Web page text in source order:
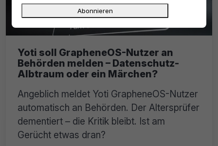
Yoti soll GrapheneOS-Nutzer an
Behörden melden – Datenschutz-
Albtraum oder ein Märchen?
Angeblich meldet Yoti GrapheneOS-Nutzer
automatisch an Behörden. Der Altersprüfer
dementiert – die Kritik bleibt. Ist am
Gerücht etwas dran?